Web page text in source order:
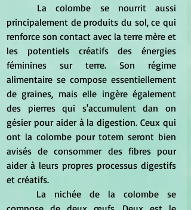
principalement de produits du sol, ce qui
renforce son contact avec la terre mère et
les potentiels créatifs des énergies
féminines sur terre. Son régime
alimentaire se compose essentiellement
de graines, mais elle ingère également
des pierres qui s'accumulent dan on
gésier pour aider à la digestion. Ceux qui
ont la colombe pour totem seront bien
avisés de consommer des fibres pour
aider à leurs propres processus digestifs
et créatifs.